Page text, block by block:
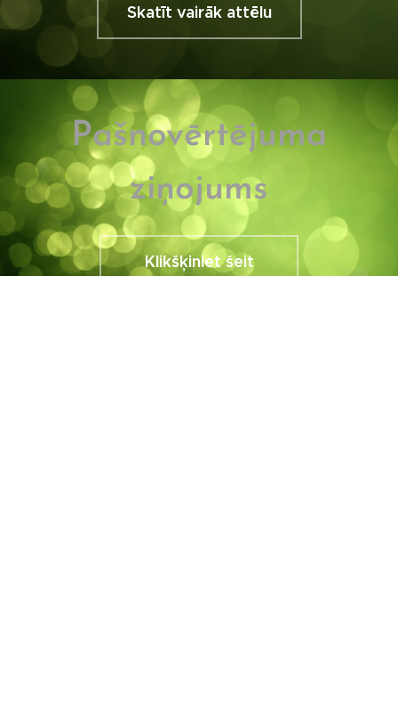
Skatīt vairāk attēlu
Pašnovērtējuma
ziņojums
Klikšķiniet šeit